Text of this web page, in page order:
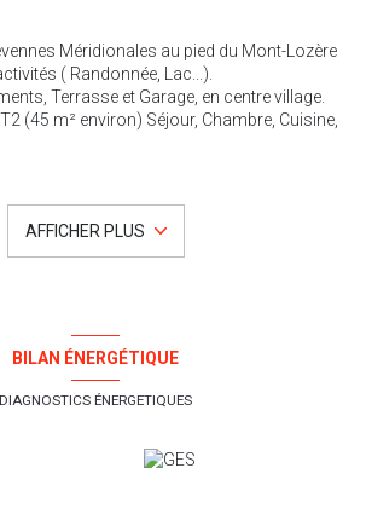
Méridionales au pied du Mont-Lozère
( Randonnée, Lac...).
Terrasse et Garage, en centre village.
(45 m² environ) Séjour, Chambre, Cuisine,
Grenier.
téléphonique exclusivement.
06 47 43 52 94 Swixim International
AFFICHER PLUS
BILAN ÉNERGÉTIQUE
DIAGNOSTICS ÉNERGETIQUES